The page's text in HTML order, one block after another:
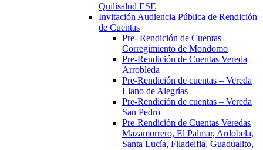
Quilisalud ESE
Invitación Audiencia Pública de Rendición
de Cuentas
Pre- Rendición de Cuentas
Corregimiento de Mondomo
Pre-Rendición de Cuentas Vereda
Arrobleda
Pre-Rendición de cuentas – Vereda
Llano de Alegrías
Pre-Rendición de cuentas – Vereda
San Pedro
Pre-Rendición de Cuentas Veredas
Mazamorrero, El Palmar, Ardobela,
Santa Lucía, Filadelfia, Guadualito,